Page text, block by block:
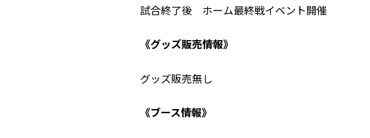
試合終了後 ホーム最終戦イベント開催
《グッズ販売情報》
グッズ販売無し
《ブース情報》